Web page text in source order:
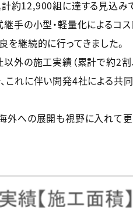
約12,900組に達する見込みで
手の小型・軽量化によるコ
継続的に行ってきました。
外の施工実績（累計で約2
これに伴い開発4社による共
外への展開も視野に入れて